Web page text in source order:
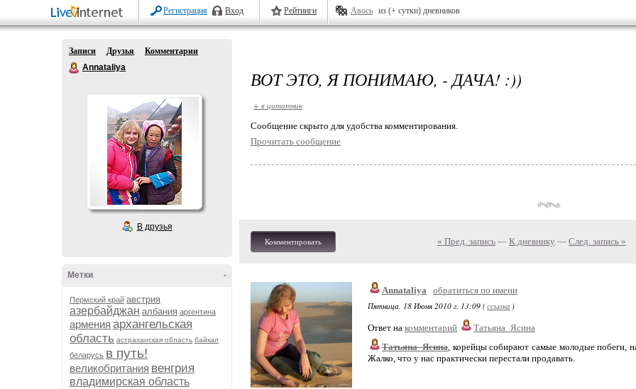
Регистрация Вход Рейтинги Авось из (+ сутки) дневников
Записи Друзья
Комментарии
Annataliya
В друзья
-
Метки
Пермский край австрия
азербайджан албания аргентина
армения архангельская
область астраханская область байкал
беларусь в путь!
великобритания венгрия
владимирская область
ВОТ ЭТО, Я ПОНИМАЮ, - ДАЧА! :))
+ в цитатник
Cообщение скрыто для удобства комментирования.
Прочитать сообщение
Комментировать « Пред. запись — К дневнику — След. запись »
Annataliya
обратиться по имени
Пятница, 18 Июня 2010 г. 13:09 (ссылка )
Ответ на комментарий
Татьяна_Ясина
Татьяна_Ясина, корейцы собирают самые молодые побеги,
Жалко, что у нас практически перестали продавать.